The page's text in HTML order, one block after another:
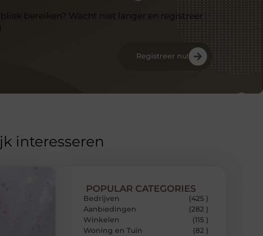
bereiken? Wacht niet langer en registreer
Registreer nu!
interesseren
POPULAR CATEGORIES
Bedrijven
(425 )
Aanbiedingen
(282 )
Winkelen
(115 )
Woning en Tuin
(82 )